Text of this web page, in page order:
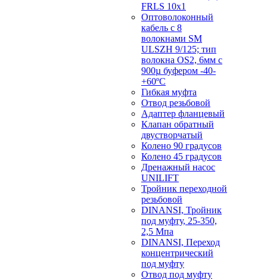
FRLS 10х1
Оптоволоконный
кабель с 8
волокнами SM
ULSZH 9/125; тип
волокна OS2, 6мм с
900µ буфером -40-
+60ºC
Гибкая муфта
Отвод резьбовой
Адаптер фланцевый
Клапан обратный
двустворчатый
Колено 90 градусов
Колено 45 градусов
Дренажный насос
UNILIFT
Тройник переходной
резьбовой
DINANSI, Тройник
под муфту, 25-350,
2,5 Мпа
DINANSI, Переход
концентрический
под муфту
Отвод под муфту